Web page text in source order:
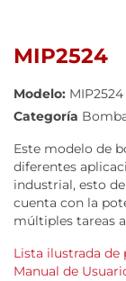
MIP2524
Modelo: MIP2524
Categoría
Este modelo de
diferentes
industrial, esto
cuenta con la
múltiples tareas
Lista ilustrada de
Manual de